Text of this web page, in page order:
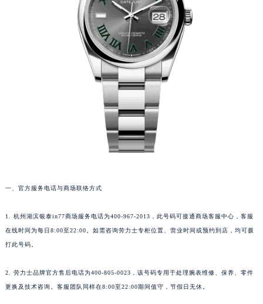
一、官方服务电话与商场联络方式
1. 杭州湖滨银泰in77商场服务电话为400-967-2013，此号码可接通商场客服中心，客服
在线时间为每日8:00至22:00。如需咨询劳力士专柜位置、营业时间或预约到店，均可拨
打此号码。
2. 劳力士品牌官方售后电话为400-805-0023，该号码专用于处理腕表维修、保养、零件
更换及技术咨询。客服团队同样在8:00至22:00期间值守，节假日无休。